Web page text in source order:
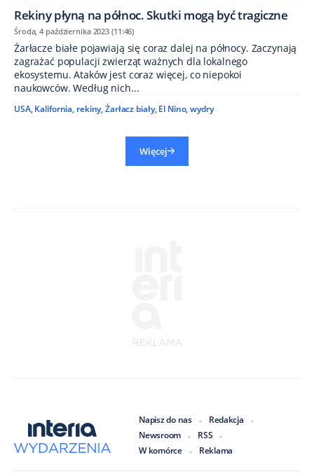
Rekiny płyną na północ. Skutki mogą być tragiczne
Środa, 4 października 2023 (11:46)
Żarłacze białe pojawiają się coraz dalej na północy. Zaczynają
zagrażać populacji zwierząt ważnych dla lokalnego
ekosystemu. Ataków jest coraz więcej, co niepokoi
naukowców. Według nich...
USA, Kalifornia, rekiny,Żarłacz biały, El Nino,wydry
Więcej
Napisz do nas
Redakcja
Newsroom
RSS
W komórce
Reklama